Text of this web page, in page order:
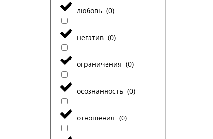
любовь (0)
негатив (0)
ограничения (0)
осознанность (0)
отношения (0)